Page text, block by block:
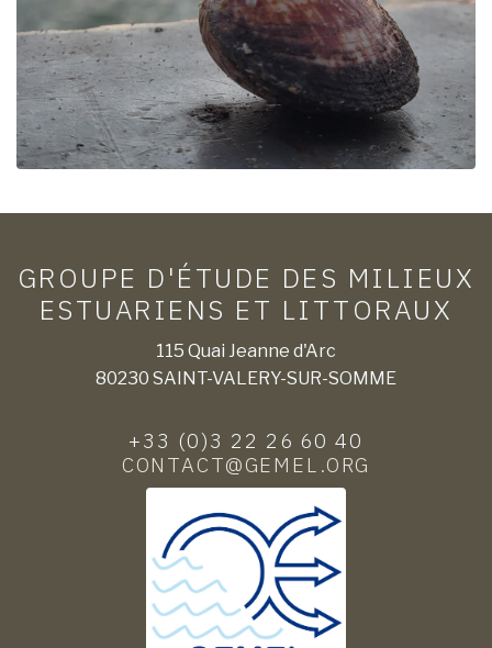
GROUPE D'ÉTUDE DES MILIEUX
ESTUARIENS ET LITTORAUX
115 Quai Jeanne d'Arc
80230 SAINT-VALERY-SUR-SOMME
+33 (0)3 22 26 60 40
CONTACT@GEMEL.ORG